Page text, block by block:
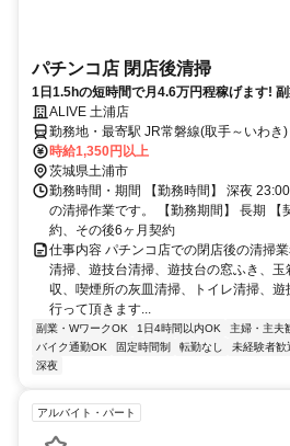
パチンコ店 閉店後清掃
1日1.5hの短時間で月4.6万円程稼げます!
ALIVE 土浦店
勤務地・最寄駅 JR常磐線(取手～いわき)
時給1,350円以上
茨城県土浦市
勤務時間・期間 【勤務時間】 深夜
の清掃作業です。 【勤務期間】 長期 【
約、その後6ヶ月契約
仕事内容 パチンコ店での閉店後の清掃
清掃、遊技台清掃、遊技台の窓ふき、
収、喫煙所の灰皿清掃、トイレ清掃、
行って頂きます...
副業・WワークOK 1日4時間以内OK 主婦・主夫
バイク通勤OK
固定時間制 転勤なし 未経験者歓
深夜
アルバイト・パート